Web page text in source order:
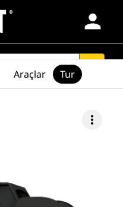
person
more_vert
Araçlar Tur